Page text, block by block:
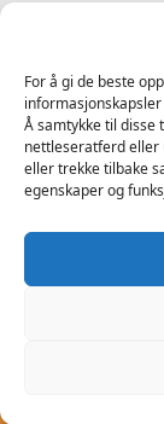
For å gi de beste
Å samtykke til disse
nettleseratferd eller
eller trekke tilbake
egenskaper og
SOSIALE
Følg oss på
Ansvarleg